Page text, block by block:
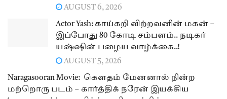
AUGUST 6, 2026
Actor Yash: காய்கறி விற்றவனின் மகன் –
இப்போது 80 கோடி சம்பளம்.. நடிகர்
யஷ்ஷின் பழைய வாழ்க்கை..!
AUGUST 5, 2026
Naragasooran Movie: கௌதம் மேனனால் நின்ற
மற்றொரு படம் – கார்த்திக் நரேன் இயக்கிய